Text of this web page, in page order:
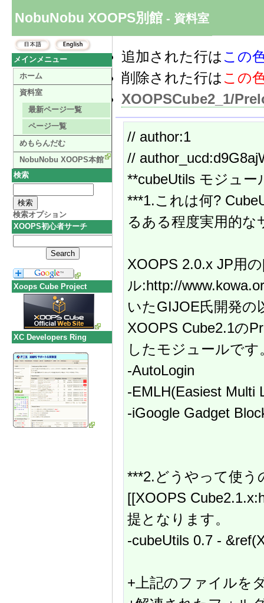
NobuNobu XOOPS別館 - 資料室
追加された行はこの
削除された行はこの
XOOPSCube2_1/
// author:1
//
**cubeUtils モジュー
***1.これは何?
るある程度実用的な
XOOPS 2.0.x JP用
ル:http://
いたGIJOE氏開発の
XOOPS Cube2.1の
したモジュールです
-AutoLogin
-EMLH(Easiest Multi
-iGoogle Gadget
***2.どうやって使う
[[XOOPS
提となります。
-cubeUtils 0.7 -
+上記のファイルを
メインメニュー
ホーム
資料室
最新ページ一覧
ページ一覧
めもらんだむ
NobuNobu XOOPS本館
検索
検索オプション
XOOPS初心者サーチ
Xoops Cube Project
XC Developers Ring